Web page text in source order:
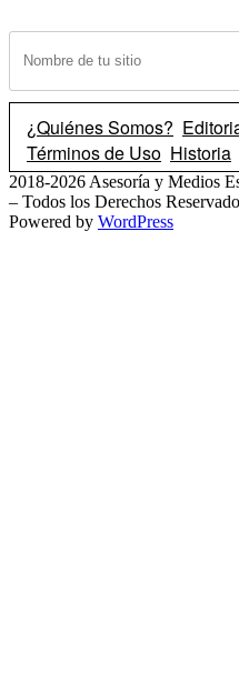
¿Quiénes Somos?
Términos de Uso Historia
2018-2026 Asesoría y Medios
– Todos los Derechos
Powered by WordPress